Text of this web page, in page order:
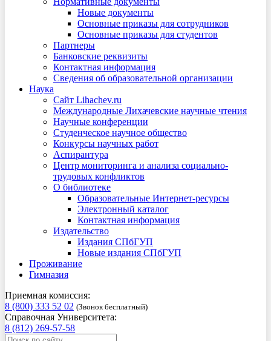
Новые документы
Основные приказы для сотрудников
Основные приказы для студентов
Партнеры
Банковские реквизиты
Контактная информация
Сведения об образовательной организации
Наука
Сайт Lihachev.ru
Международные Лихачевские научные чтения
Научные конференции
Студенческое научное общество
Конкурсы научных работ
Аспирантура
Центр мониторинга и анализа социально-
трудовых конфликтов
О библиотеке
Образовательные Интернет-ресурсы
Электронный каталог
Контактная информация
Издательство
Издания СПбГУП
Новые издания СПбГУП
Проживание
Гимназия
Приемная комиссия:
8 (800) 333 52 02 (Звонок бесплатный)
Справочная Университета:
8 (812) 269-57-58